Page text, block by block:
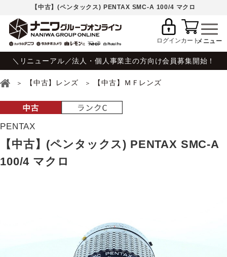
【中古】(ペンタックス) PENTAX SMC-A 100/4 マクロ
ログインカート
＼リニューアル／法人・個人事業主の方向け会員募集開始！
【中古】レンズ 【中古】ＭＦレンズ
PENTAX
【中古】(ペンタックス) PENTAX SMC-A
100/4 マクロ